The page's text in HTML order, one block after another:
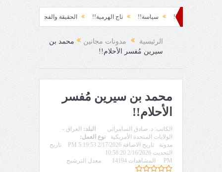
نشوة!! سياسة!! تاج الهرمية!! الحقيقة والفجيعة!! لِقاءُ في
الفرح المفاجئ!
الرئيسية مدونات مجانين
محمد بن
سيرين مُفسر الأحلام!!
محمد بن سيرين مُفسر
الأحلام!!
الكاتب: د. صادق السامرائي البلد: العراق -
الولايات المتحدة الأمريكية
نوع العمل:
مدونة
تاريخ الاضافة 2/17/2026 5:19:53 PM
تاريخ
التحديث 2/16/2026 10:58:20
PM
المشاهدات 14194 معدل الترشيح